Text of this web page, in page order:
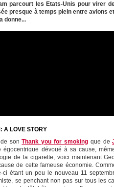
parcourt les Etats-Unis pour virer
presque à temps plein entre avions
donne...
A LOVE STORY
de sonThank you for smokingque de
égocentrique dévoué à sa cause,
de la cigarette, voici maintenant
de cette fameuse économie.
ci étant un peu le nouveau 11
se penchant non pas sur tous les